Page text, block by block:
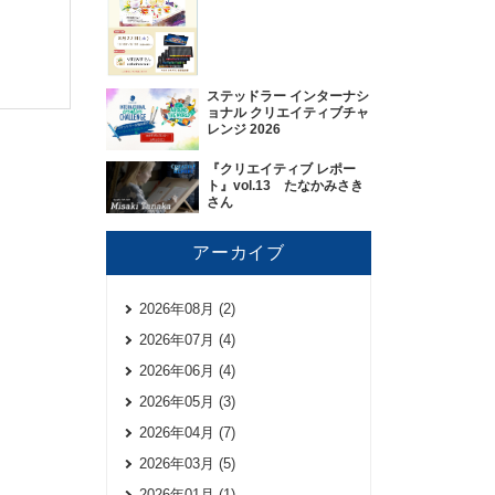
ステッドラー インターナシ
ョナル クリエイティブチャ
レンジ 2026
『クリエイティブ レポー
ト』vol.13 たなかみさき
さん
アーカイブ
2026年08月 (2)
2026年07月 (4)
2026年06月 (4)
2026年05月 (3)
2026年04月 (7)
2026年03月 (5)